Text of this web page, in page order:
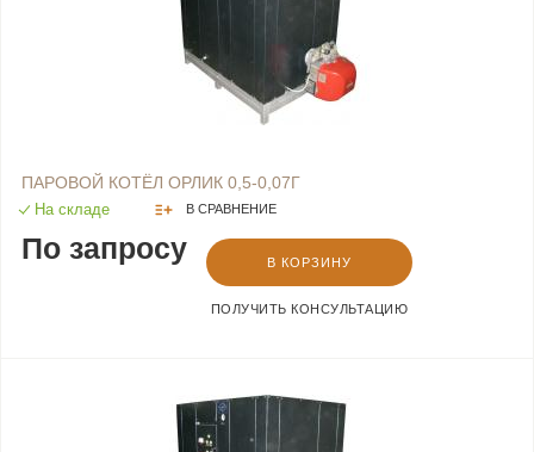
ПАРОВОЙ КОТЁЛ ОРЛИК 0,5-0,07Г
На складе В СРАВНЕНИЕ
По запросу В КОРЗИНУ
ПОЛУЧИТЬ КОНСУЛЬТАЦИЮ